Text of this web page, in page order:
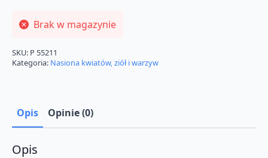
Brak w magazynie
SKU: P 55211
Kategoria: Nasiona kwiatów, ziół i warzyw
Opis Opinie (0)
Opis